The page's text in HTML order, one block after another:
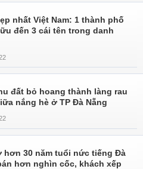
nhất Việt Nam: 1 thành phố
đến 3 cái tên trong danh
đất bỏ hoang thành làng rau
nắng hè ở TP Đà Nẵng
hơn 30 năm tuổi nức tiếng Đà
hơn nghìn cốc, khách xếp